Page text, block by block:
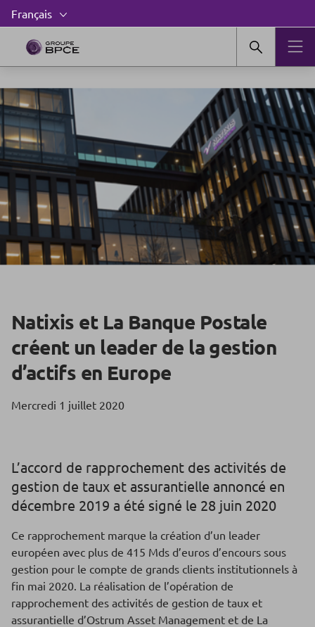
Natixis et La Banque Postale
créent un leader de la gestion
d’actifs en Europe
Mercredi 1 juillet 2020
L’accord de rapprochement des activités de
gestion de taux et assurantielle annoncé en
décembre 2019 a été signé le 28 juin 2020
Ce rapprochement marque la création d’un leader
européen avec plus de 415 Mds d’euros d’encours sous
gestion pour le compte de grands clients institutionnels à
fin mai 2020. La réalisation de l’opération de
rapprochement des activités de gestion de taux et
assurantielle d’Ostrum Asset Management et de La